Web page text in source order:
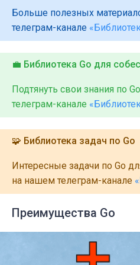
Больше полезных
телеграм-канале
💼 Библиотека Go для
Подтянуть свои знания по
телеграм-канале
🧩 Библиотека задач по Go
Интересные задачи по Go
на нашем телеграм-канале
Преимущества Go